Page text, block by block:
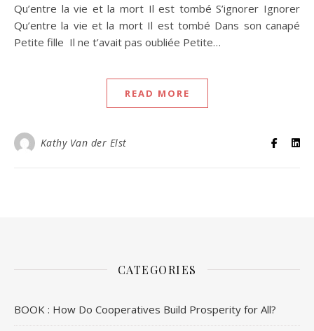
Qu’entre la vie et la mort Il est tombé S’ignorer Ignorer
Qu’entre la vie et la mort Il est tombé Dans son canapé
Petite fille Il ne t’avait pas oubliée Petite…
READ MORE
Kathy Van der Elst
CATEGORIES
BOOK : How Do Cooperatives Build Prosperity for All?